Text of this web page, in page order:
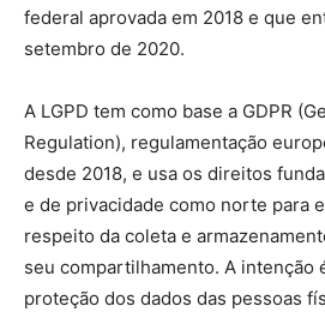
federal aprovada em 2018 e que
setembro de 2020.
A LGPD tem como base a GDPR
Regulation), regulamentação
desde 2018, e usa os direitos
e de privacidade como norte para
respeito da coleta e
seu compartilhamento. A intenção
proteção dos dados das pessoas